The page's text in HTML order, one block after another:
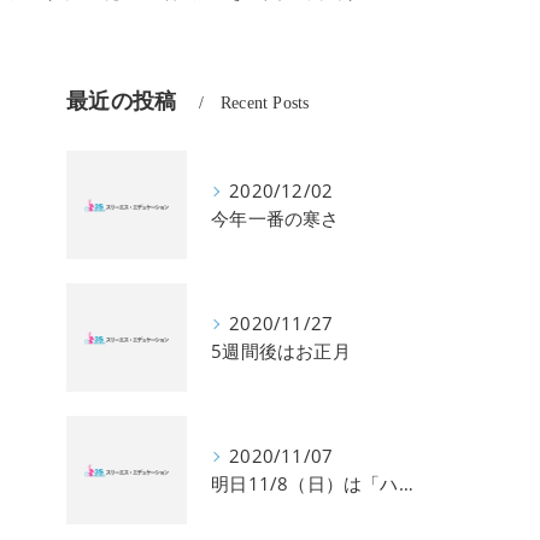
最近の投稿 Recent Posts
2020/12/02
今年一番の寒さ
2020/11/27
5週間後はお正月
2020/11/07
明日11/8（日）は「ハングル」能力検定試験です。